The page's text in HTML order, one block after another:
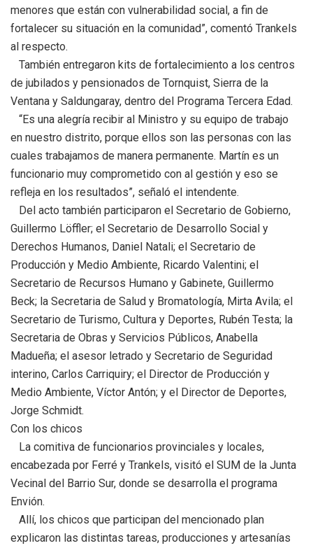
menores que están con vulnerabilidad social, a fin de
fortalecer su situación en la comunidad”, comentó Trankels
al respecto.
También entregaron kits de fortalecimiento a los centros
de jubilados y pensionados de Tornquist, Sierra de la
Ventana y Saldungaray, dentro del Programa Tercera Edad.
“Es una alegría recibir al Ministro y su equipo de trabajo
en nuestro distrito, porque ellos son las personas con las
cuales trabajamos de manera permanente. Martín es un
funcionario muy comprometido con al gestión y eso se
refleja en los resultados”, señaló el intendente.
Del acto también participaron el Secretario de Gobierno,
Guillermo Löffler; el Secretario de Desarrollo Social y
Derechos Humanos, Daniel Natali; el Secretario de
Producción y Medio Ambiente, Ricardo Valentini; el
Secretario de Recursos Humano y Gabinete, Guillermo
Beck; la Secretaria de Salud y Bromatología, Mirta Avila; el
Secretario de Turismo, Cultura y Deportes, Rubén Testa; la
Secretaria de Obras y Servicios Públicos, Anabella
Madueña; el asesor letrado y Secretario de Seguridad
interino, Carlos Carriquiry; el Director de Producción y
Medio Ambiente, Víctor Antón; y el Director de Deportes,
Jorge Schmidt.
Con los chicos
La comitiva de funcionarios provinciales y locales,
encabezada por Ferré y Trankels, visitó el SUM de la Junta
Vecinal del Barrio Sur, donde se desarrolla el programa
Envión.
Allí, los chicos que participan del mencionado plan
explicaron las distintas tareas, producciones y artesanías